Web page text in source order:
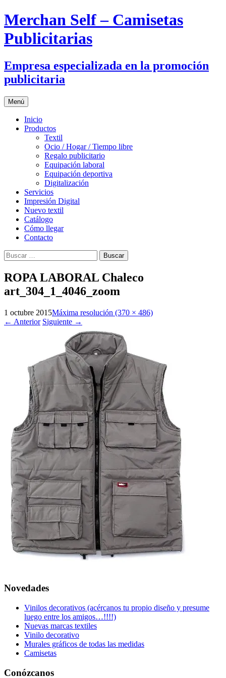
Merchan Self – Camisetas
Publicitarias
Empresa especializada en la promoción
publicitaria
Menú Saltar
al
contenido
Inicio
Productos
Textil
Ocio / Hogar / Tiempo libre
Regalo publicitario
Equipación laboral
Equipación deportiva
Digitalización
Servicios
Impresión Digital
Nuevo textil
Catálogo
Cómo llegar
Contacto
Buscar:
ROPA LABORAL Chaleco
art_304_1_4046_zoom
1 octubre 2015Máxima resolución (370 × 486)
← Anterior Siguiente →
Novedades
Vinilos decorativos (acércanos tu propio diseño y presume
luego entre los amigos…!!!!)
Nuevas marcas textiles
Vinilo decorativo
Murales gráficos de todas las medidas
Camisetas
Conózcanos